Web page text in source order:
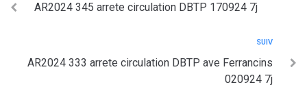
AR2024 345 arrete circulation DBTP 170924 7j
SUIV
AR2024 333 arrete circulation DBTP ave Ferrancins
020924 7j